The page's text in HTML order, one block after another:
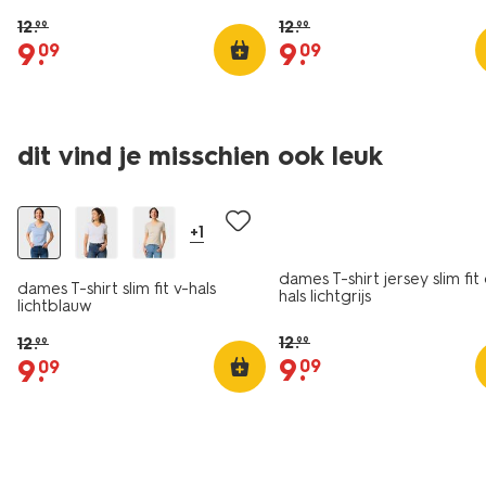
12.99
9.
09
12.99
9.
09
dit vind je misschien ook leuk
korting
+1
dames T-shirt slim fit v-hals
lichtblauw
12.99
9.
09
korting
dames T-shirt jersey slim
hals lichtgrijs
12.99
9.
09